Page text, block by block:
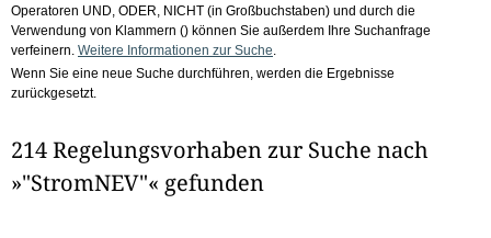
Operatoren UND, ODER, NICHT (in Großbuchstaben) und durch die
Verwendung von Klammern () können Sie außerdem Ihre Suchanfrage
verfeinern. Weitere Informationen zur Suche
Wenn Sie eine neue Suche durchführen, werden die Ergebnisse
zurückgesetzt.
214 Regelungsvorhaben zur Suche nach
»"StromNEV"« gefunden